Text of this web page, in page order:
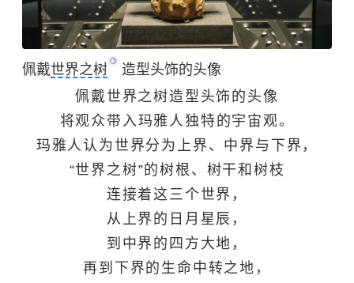
佩戴世界之树
造型头饰的头像
佩戴世界之树造型头饰的头像
将观众带入玛雅人独特的宇宙观。
玛雅人认为世界分为上界、中界与下界，
“世界之树”的树根、树干和树枝
连接着这三个世界，
从上界的日月星辰，
到中界的四方大地，
再到下界的生命中转之地，